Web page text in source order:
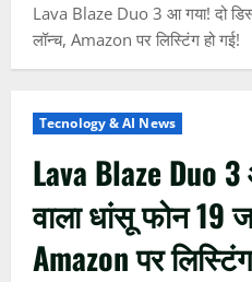
Lava Blaze Duo 3 आ गया! दो
लॉन्च, Amazon पर लिस्टिंग हो गई!
Tecnology & AI News
Lava Blaze Duo
वाला धांसू फोन 19
Amazon पर